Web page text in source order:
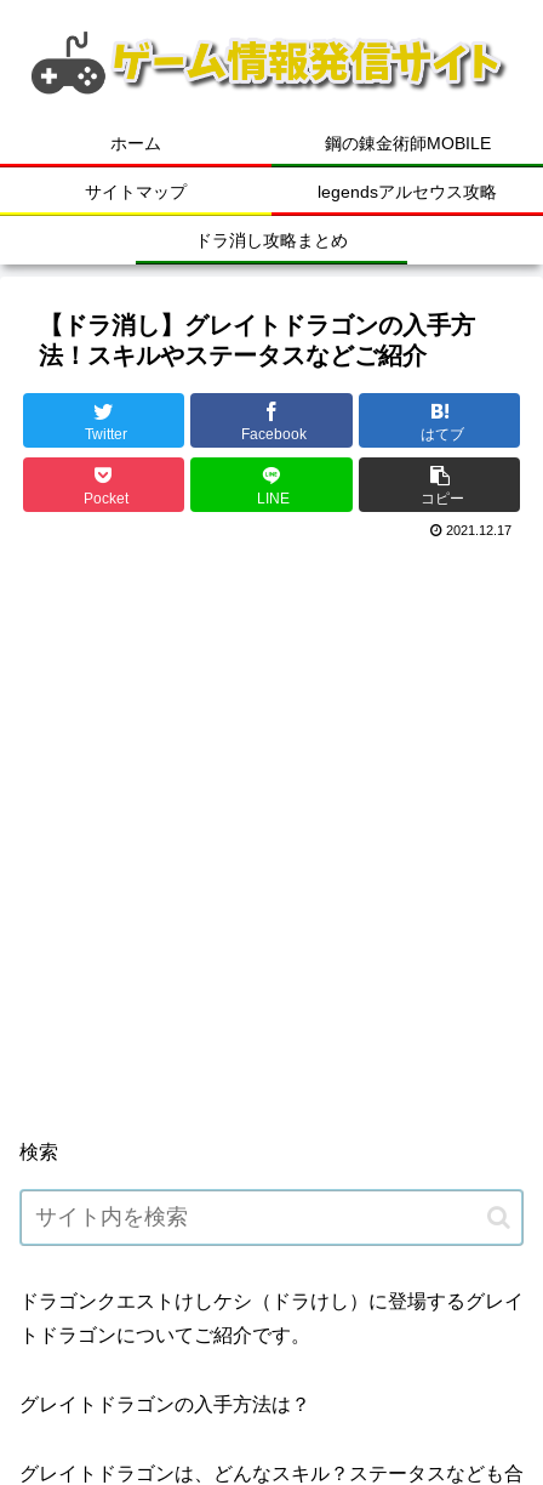
ホーム 鋼の錬金術師MOBILE
サイトマップ legendsアルセウス攻略
ドラ消し攻略まとめ
【ドラ消し】グレイトドラゴンの入手方
法！スキルやステータスなどご紹介
Twitter Facebook はてブ
Pocket LINE コピー
2021.12.17
検索
ドラゴンクエストけしケシ（ドラけし）に登場するグレイ
トドラゴンについてご紹介です。
グレイトドラゴンの入手方法は？
グレイトドラゴンは、どんなスキル？ステータスなども合